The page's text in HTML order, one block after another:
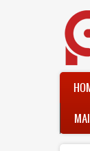
Main